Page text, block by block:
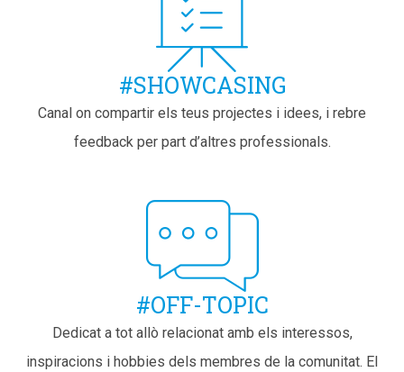
#SHOWCASING
Canal on compartir els teus projectes i idees, i rebre
feedback per part d’altres professionals.
#OFF-TOPIC
Dedicat a tot allò relacionat amb els interessos,
inspiracions i hobbies dels membres de la comunitat. El